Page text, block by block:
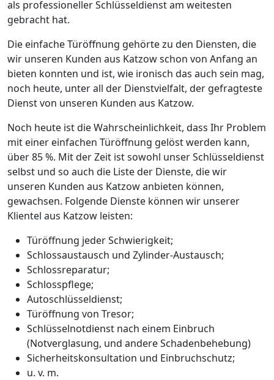
als professioneller Schlüsseldienst am weitesten
gebracht hat.
Die einfache Türöffnung gehörte zu den Diensten, die
wir unseren Kunden aus Katzow schon von Anfang an
bieten konnten und ist, wie ironisch das auch sein mag,
noch heute, unter all der Dienstvielfalt, der gefragteste
Dienst von unseren Kunden aus Katzow.
Noch heute ist die Wahrscheinlichkeit, dass Ihr Problem
mit einer einfachen Türöffnung gelöst werden kann,
über 85 %. Mit der Zeit ist sowohl unser Schlüsseldienst
selbst und so auch die Liste der Dienste, die wir
unseren Kunden aus Katzow anbieten können,
gewachsen. Folgende Dienste können wir unserer
Klientel aus Katzow leisten:
Türöffnung jeder Schwierigkeit;
Schlossaustausch und Zylinder-Austausch;
Schlossreparatur;
Schlosspflege;
Autoschlüsseldienst;
Türöffnung von Tresor;
Schlüsselnotdienst nach einem Einbruch
(Notverglasung, und andere Schadenbehebung)
Sicherheitskonsultation und Einbruchschutz;
u. v. m.